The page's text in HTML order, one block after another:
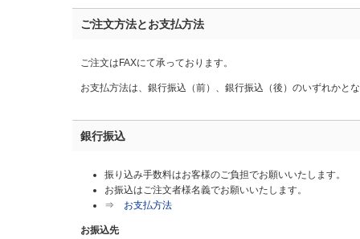
ご注文方法とお支払方法
ご注文はFAXにて承っております。
お支払方法は、銀行振込（前）、銀行振込（後）のいずれかと
銀行振込
振り込み手数料はお客様のご負担でお願いいたします。
お振込はご注文者様名義でお願いいたします。
⇒ お支払方法
お振込先